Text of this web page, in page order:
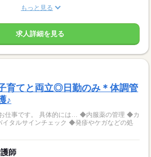
もっと見る
求人詳細を見る
育てと両立◎日勤のみ＊体調管
♪
は… ◆内服薬の管理 ◆カ
タルサインチェック ◆発疹やケガなどの処
師